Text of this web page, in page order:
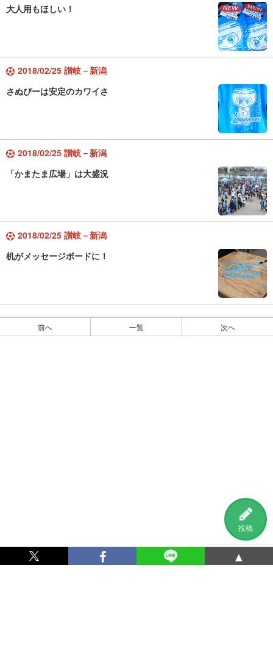
投稿
大人用もほしい！
2018/02/25 讃岐－新潟
さぬぴーは安定のカワイさ
2018/02/25 讃岐－新潟
「かまたま広場」は大盛況
2018/02/25 讃岐－新潟
机がメッセージボードに！
前へ 一覧 次へ
▲